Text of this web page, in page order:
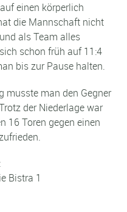
einen körperlich
die Mannschaft nicht
als Team alles
schon früh auf 11:4
bis zur Pause halten.
musste man den Gegner
der Niederlage war
16 Toren gegen einen
Bistra 1